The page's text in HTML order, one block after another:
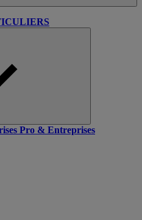
Pro & Entreprises